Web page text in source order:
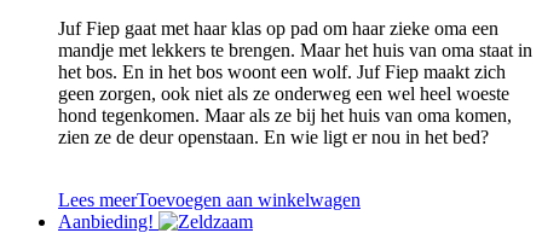
Juf Fiep gaat met haar klas op pad om haar zieke oma een
mandje met lekkers te brengen. Maar het huis van oma staat in
het bos. En in het bos woont een wolf. Juf Fiep maakt zich
geen zorgen, ook niet als ze onderweg een wel heel woeste
hond tegenkomen. Maar als ze bij het huis van oma komen,
zien ze de deur openstaan. En wie ligt er nou in het bed?
Lees meerToevoegen aan winkelwagen
Aanbieding!